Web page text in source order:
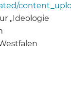
„Ideologie